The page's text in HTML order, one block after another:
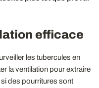
efficace
les tubercules en
la ventilation pour extraire
des pourritures sont